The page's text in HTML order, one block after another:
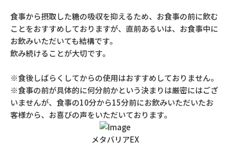
食事から摂取した糖の吸収を抑えるため、お食事の前に飲む
ことをおすすめしておりますが、直前あるいは、お食事中に
お飲みいただいても結構です。
飲み続けることが大切です。
※食後しばらくしてからの使用はおすすめしておりません。
※食事の前が具体的に何分前かという決まりは厳密にはござ
いませんが、食事の10分から15分前にお飲みいただいたお
客様から、お喜びの声をいただいております。
メタバリアEX